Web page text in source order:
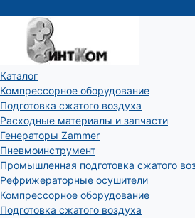
Каталог
Компрессорное оборудование
Подготовка сжатого воздуха
Расходные материалы и запчасти
Генераторы Zammer
Пневмоинструмент
Промышленная подготовка сжатого
Рефрижераторные осушители
Компрессорное оборудование
Подготовка сжатого воздуха